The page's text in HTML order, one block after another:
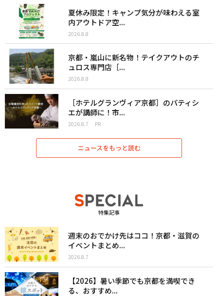
夏休み限定！キャンプ気分が味わえる室
内アウトドア空...
2026.8.8
京都・嵐山に新名物！テイクアウトのチ
ュロス専門店［...
2026.8.8
［ホテルグランヴィア京都］のパティシ
エが講師に！市...
2026.8.7 PR
ニュースをもっと読む
特集記事
週末のおでかけ先はココ！京都・滋賀の
イベントまとめ...
2026.8.7
【2026】暑い季節でも京都を満喫でき
る、おすすめ...